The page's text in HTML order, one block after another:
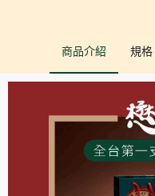
商品介紹 規